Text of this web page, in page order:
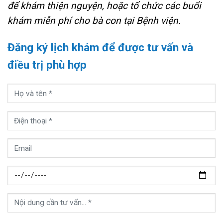
để khám thiện nguyện, hoặc tổ chức các buổi
khám miễn phí cho bà con tại Bệnh viện.
Đăng ký lịch khám để được tư vấn và
điều trị phù hợp